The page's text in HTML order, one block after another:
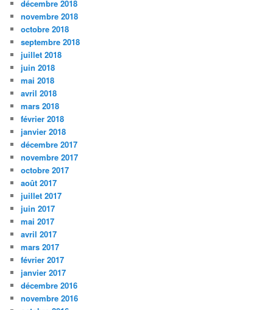
décembre 2018
novembre 2018
octobre 2018
septembre 2018
juillet 2018
juin 2018
mai 2018
avril 2018
mars 2018
février 2018
janvier 2018
décembre 2017
novembre 2017
octobre 2017
août 2017
juillet 2017
juin 2017
mai 2017
avril 2017
mars 2017
février 2017
janvier 2017
décembre 2016
novembre 2016